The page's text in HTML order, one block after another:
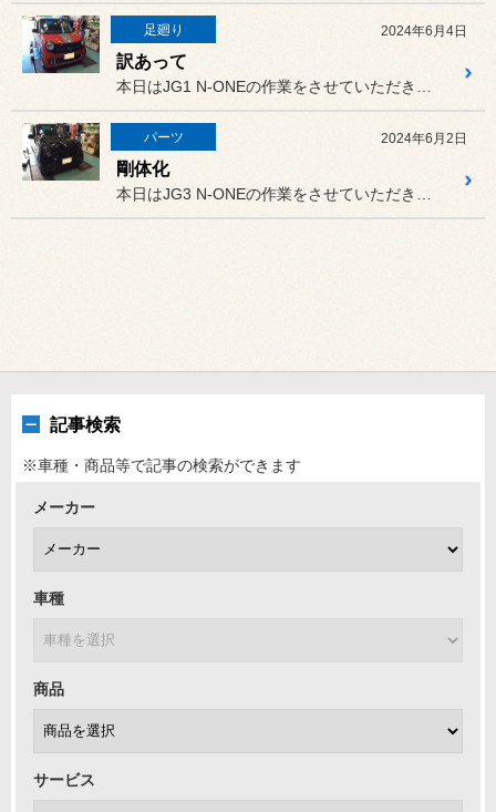
足廻り 2024年6月4日
訳あって
パーツ 2024年6月2日
剛体化
記事検索
※車種・商品等で記事の検索ができます
メーカー
車種
商品
サービス